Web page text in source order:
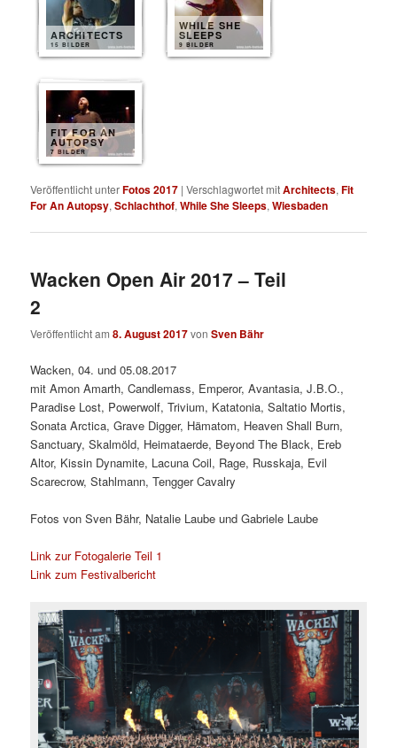
ARCHITECTS
15 BILDER
WHILE SHE
SLEEPS
9 BILDER
FIT FOR AN
AUTOPSY
7 BILDER
Veröffentlicht unterFotos 2017 |Verschlagwortet mitArchitects,Fit
For An Autopsy,Schlachthof,While She Sleeps,Wiesbaden
Wacken Open Air 2017 – Teil
2
Veröffentlicht am8. August 2017vonSven Bähr
Wacken, 04. und 05.08.2017
mit Amon Amarth, Candlemass, Emperor, Avantasia, J.B.O.,
Paradise Lost, Powerwolf, Trivium, Katatonia, Saltatio Mortis,
Sonata Arctica, Grave Digger, Hämatom, Heaven Shall Burn,
Sanctuary, Skalmöld, Heimataerde, Beyond The Black, Ereb
Altor, Kissin Dynamite, Lacuna Coil, Rage, Russkaja, Evil
Scarecrow, Stahlmann, Tengger Cavalry
Fotos von Sven Bähr, Natalie Laube und Gabriele Laube
Link zur Fotogalerie Teil 1
Link zum Festivalbericht